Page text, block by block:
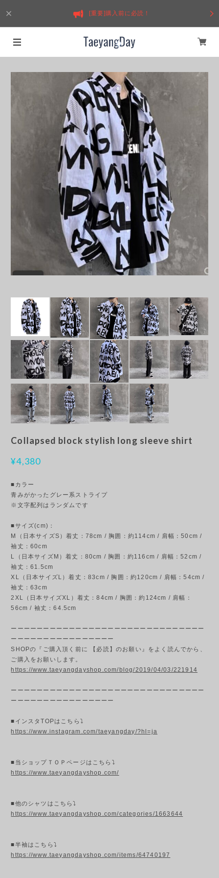
[重要]購入前に必読！
Collapsed block stylish long sleeve shirt
¥4,380
■カラー
青みがかったグレー系ストライプ
※文字配列はランダムです
■サイズ(cm)：
M（日本サイズS）着丈：78cm / 胸囲：約114cm / 肩幅：50cm /
袖丈：60cm
L（日本サイズM）着丈：80cm / 胸囲：約116cm / 肩幅：52cm /
袖丈：61.5cm
XL（日本サイズL）着丈：83cm / 胸囲：約120cm / 肩幅：54cm /
袖丈：63cm
2XL（日本サイズXL）着丈：84cm / 胸囲：約124cm / 肩幅：
56cm / 袖丈：64.5cm
ーーーーーーーーーーーーーーーーーーーーーーーーーーーーーー
ーーーーーーーーーーーーーーーー
SHOPの『ご購入頂く前に 【必読】のお願い』をよく読んでから、
ご購入をお願いします。
https://www.taeyangdayshop.com/blog/2019/04/03/221914
ーーーーーーーーーーーーーーーーーーーーーーーーーーーーーー
ーーーーーーーーーーーーーーーー
■インスタTOPはこちら⤵
https://www.instagram.com/taeyangday/?hl=ja
■当ショップＴＯＰページはこちら⤵
https://www.taeyangdayshop.com/
■他のシャツはこちら⤵
https://www.taeyangdayshop.com/categories/1663644
■半袖はこちら⤵
https://www.taeyangdayshop.com/items/64740197